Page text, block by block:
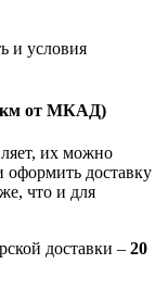
и условия
от МКАД)
их можно
оформить доставку
что и для
доставки – 20